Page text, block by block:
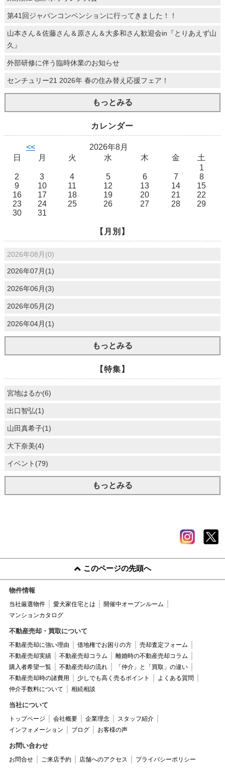
第41回ジャパンコンベンションに行ってきました！！
山本さん＆佐藤さん＆原さん＆大多和さん歓迎会in『とりあえず山
久』
外部研修に伴う臨時休業のお知らせ
センチュリー21 2026年 春の住み替え応援フェア！
もっとみる
カレンダー
<<
2026年8月
日
月 火 水 木 金
土
1
2
3 4 5 6 7
8
9
10 11 12 13 14
15
16
17 18 19 20 21
22
23
24 25 26 27 28
29
30
31
【月別】
2026年08月(0)
2026年07月(1)
2026年06月(3)
2026年05月(2)
2026年04月(1)
もっとみる
【特集】
宮地はるか(6)
出口智弘(1)
山田真希子(1)
大下奈美(4)
イベント(79)
もっとみる
このページの先頭へ
物件情報
当社厳選物件 愛犬家住宅とは
開催中オープンルーム
マンションカタログ
不動産売却・買取について
不動産売却に強い理由 借地権でお困りの方
売却査定フォーム
不動産売却実績
不動産売却コラム
離婚時の不動産売却コラム
購入者希望一覧
不動産売却の流れ
「仲介」と「買取」の違い
不動産売却時の諸費用
少しでも高く売るポイント
よくある質問
仲介手数料について
相続相談
当社について
トップページ 会社概要 企業理念
スタッフ紹介
インフォメーション
ブログ お客様の声
お問い合わせ
お問合せ ご来店予約 店舗へのアクセス プライバシーポリシー